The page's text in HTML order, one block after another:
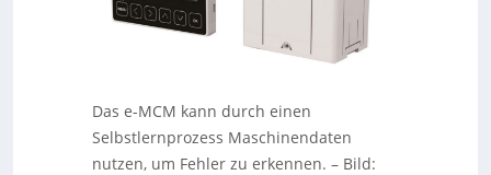
Das e-MCM kann durch einen
Selbstlernprozess Maschinendaten
nutzen, um Fehler zu erkennen. – Bild: